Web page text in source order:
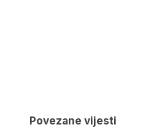
Povezane vijesti